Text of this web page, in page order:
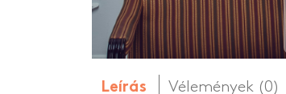
Leírás Vélemények (0)